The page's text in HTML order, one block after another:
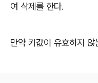
여 삭제를 한다.
만약 키값이 유효하지